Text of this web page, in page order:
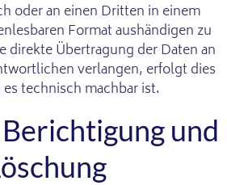
oder an einen Dritten in einem
Format aushändigen zu
direkte Übertragung der Daten an
verlangen, erfolgt dies
technisch machbar ist.
und